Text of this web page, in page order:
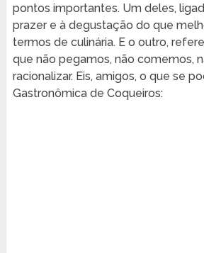
pontos importantes. Um deles,
prazer e à degustação do que
termos de culinária. E o outro,
que não pegamos, não comemos,
racionalizar. Eis, amigos, o que se
Gastronômica de Coqueiros: